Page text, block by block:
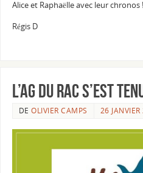
Alice et Raphaëlle avec leur chronos !
Régis D
L’AG du RAC s’est
DEOLIVIER CAMPS 26